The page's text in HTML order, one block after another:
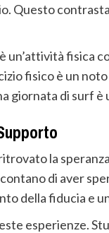
Questo
fisica
fisico è un
giornata di surf
la
di aver
della fiducia e
esperienze.